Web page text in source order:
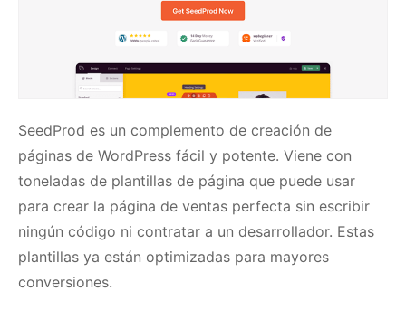
SeedProd es un complemento de creación de
páginas de WordPress fácil y potente. Viene con
toneladas de plantillas de página que puede usar
para crear la página de ventas perfecta sin escribir
ningún código ni contratar a un desarrollador. Estas
plantillas ya están optimizadas para mayores
conversiones.